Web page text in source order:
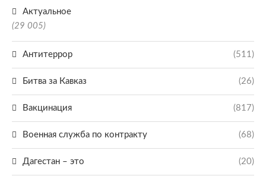
Актуальное
(29 005)
Антитеррор (511)
Битва за Кавказ (26)
Вакцинация (817)
Военная служба по контракту (68)
Дагестан – это (20)